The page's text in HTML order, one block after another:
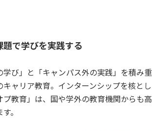
で学びを実践する
学び」と「キャンパス外の実践」を積み重
ャリア教育。インターンシップを核とし
プ教育」は、国や学外の教育機関からも高
。